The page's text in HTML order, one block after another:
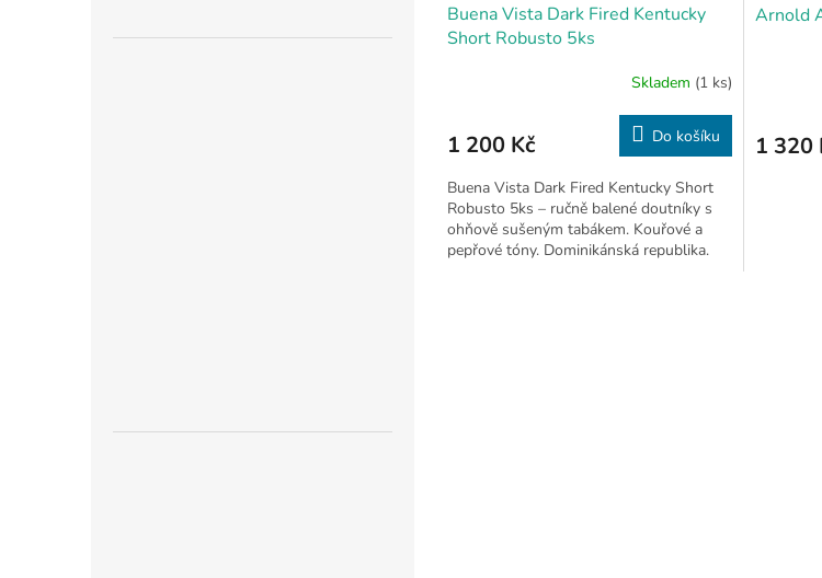
Buena Vista Dark Fired Kentucky
Short Robusto 5ks
Skladem (1 ks)
1 200 Kč Do košíku
Buena Vista Dark Fired Kentucky Short
Robusto 5ks – ručně balené doutníky s
ohňově sušeným tabákem. Kouřové a
pepřové tóny. Dominikánská republika.
Arnold
1 320